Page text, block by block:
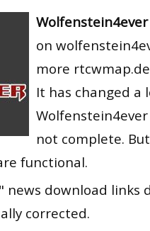
RtCW Feintuning
on
more
It has changed a
not complete.
functional.
news download links
corrected.